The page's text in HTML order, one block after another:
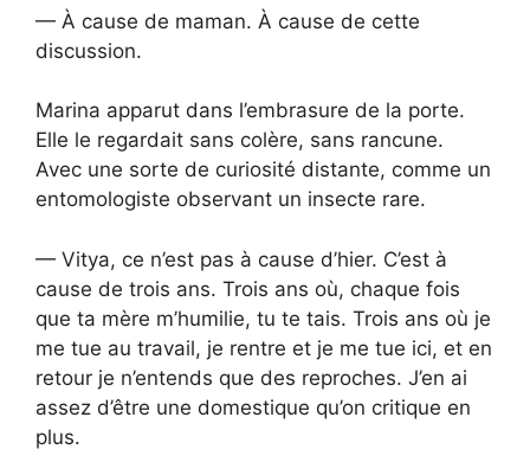
— À cause de maman. À cause de cette
discussion.
Marina apparut dans l’embrasure de la porte.
Elle le regardait sans colère, sans rancune.
Avec une sorte de curiosité distante, comme un
entomologiste observant un insecte rare.
— Vitya, ce n’est pas à cause d’hier. C’est à
cause de trois ans. Trois ans où, chaque fois
que ta mère m’humilie, tu te tais. Trois ans où je
me tue au travail, je rentre et je me tue ici, et en
retour je n’entends que des reproches. J’en ai
assez d’être une domestique qu’on critique en
plus.